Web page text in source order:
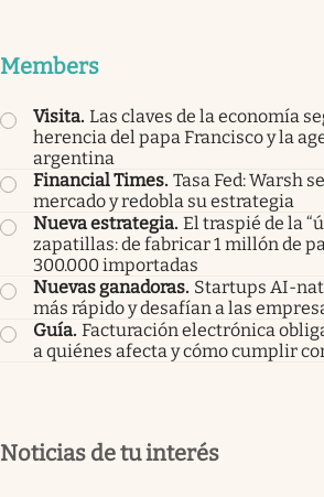
Members
Visita. Las claves de la economía
herencia del papa Francisco y la
argentina
Financial Times. Tasa Fed: Warsh
mercado y redobla su estrategia
Nueva estrategia. El traspié de la
zapatillas: de fabricar 1 millón de
300.000 importadas
Nuevas ganadoras. Startups AI-
más rápido y desafían a las
Guía. Facturación electrónica
a quiénes afecta y cómo cumplir
Noticias de tu interés